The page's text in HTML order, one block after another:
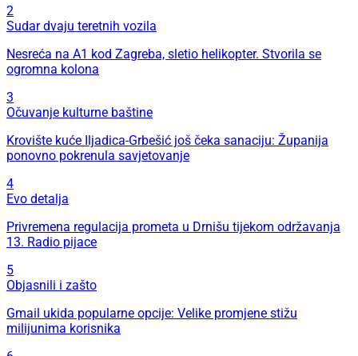
2
Sudar dvaju teretnih vozila
Nesreća na A1 kod Zagreba, sletio helikopter. Stvorila se
ogromna kolona
3
Očuvanje kulturne baštine
Krovište kuće Iljadica-Grbešić još čeka sanaciju: Županija
ponovno pokrenula savjetovanje
4
Evo detalja
Privremena regulacija prometa u Drnišu tijekom održavanja
13. Radio pijace
5
Objasnili i zašto
Gmail ukida popularne opcije: Velike promjene stižu
milijunima korisnika